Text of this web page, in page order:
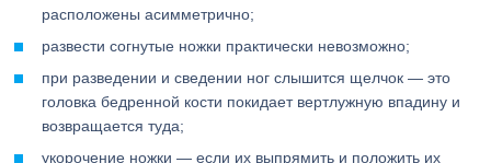
расположены асимметрично;
развести согнутые ножки практически невозможно;
при разведении и сведении ног слышится щелчок — это
головка бедренной кости покидает вертлужную впадину и
возвращается туда;
укорочение ножки — если их выпрямить и положить их